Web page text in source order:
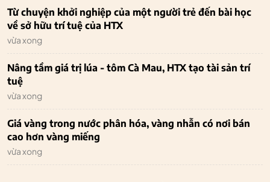
Từ chuyện khởi nghiệp của một người trẻ đến bài học
về sở hữu trí tuệ của HTX
vừa xong
Nâng tầm giá trị lúa - tôm Cà Mau, HTX tạo tài sản trí
tuệ
vừa xong
Giá vàng trong nước phân hóa, vàng nhẫn có nơi bán
cao hơn vàng miếng
vừa xong